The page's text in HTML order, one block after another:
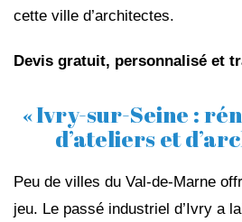
cette ville d’architectes.
Devis gratuit, personnalisé et
« Ivry-sur-Seine :
d’ateliers et
Peu de villes du Val-de-Marne
jeu. Le passé industriel d’Ivry a